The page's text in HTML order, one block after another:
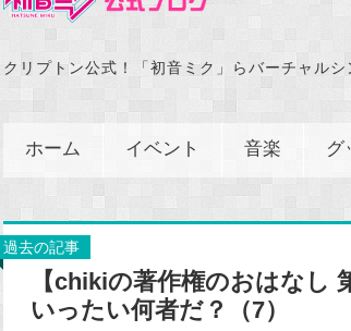
クリプトン公式！「初音ミク」らバーチャル
ホーム イベント 音楽 グ
過去の記事
【chikiの著作権のおはなし
いったい何者だ？（7）